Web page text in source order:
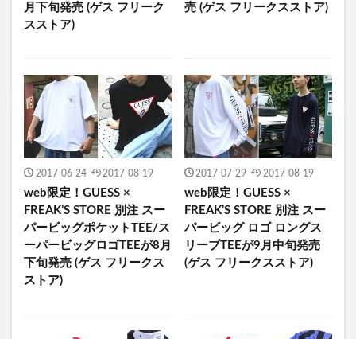
月下旬発売 (ゲス フリーク
スストア)
売 (ゲス フリークスストア)
2017-06-24 2017-08-19
web限定！GUESS ×
FREAK’S STORE 別注 スー
パービッグポケットTEE/ス
ーパービッグロゴTEEが8月
下旬発売 (ゲス フリークス
ストア)
2017-07-29 2017-08-19
web限定！GUESS ×
FREAK’S STORE 別注 スー
パービッグ ロゴ ロングス
リーブTEEが9月中旬発売
(ゲス フリークスストア)